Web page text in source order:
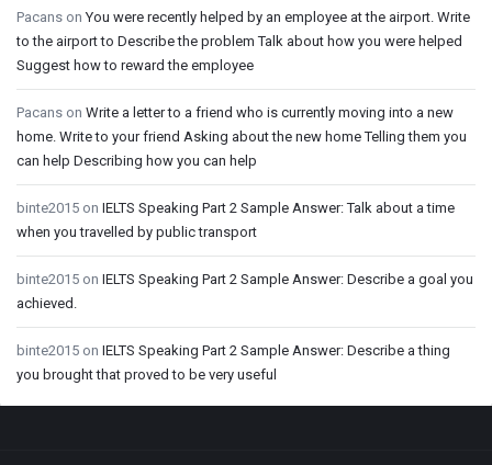
Pacans onYou were recently helped by an employee at the airport. Write
to the airport to Describe the problem Talk about how you were helped
Suggest how to reward the employee
Pacans on Write a letter to a friend who is currently moving into a new
home. Write to your friend Asking about the new home Telling them you
can help Describing how you can help
binte2015 on IELTS Speaking Part 2 Sample Answer: Talk about a time
when you travelled by public transport
binte2015 on IELTS Speaking Part 2 Sample Answer: Describe a goal you
achieved.
binte2015 on IELTS Speaking Part 2 Sample Answer: Describe a thing
you brought that proved to be very useful